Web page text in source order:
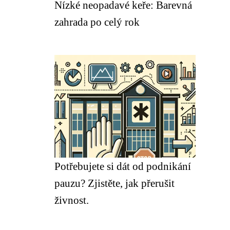
Nízké neopadavé keře: Barevná
zahrada po celý rok
Potřebujete si dát od podnikání
pauzu? Zjistěte, jak přerušit
živnost.